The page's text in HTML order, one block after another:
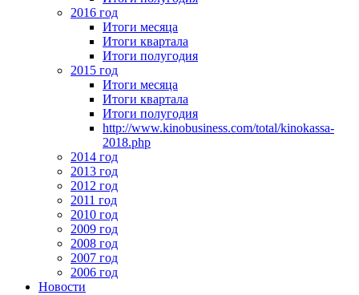
2016 год
Итоги месяца
Итоги квартала
Итоги полугодия
2015 год
Итоги месяца
Итоги квартала
Итоги полугодия
http://www.kinobusiness.com/total/kinokassa-
2018.php
2014 год
2013 год
2012 год
2011 год
2010 год
2009 год
2008 год
2007 год
2006 год
Новости